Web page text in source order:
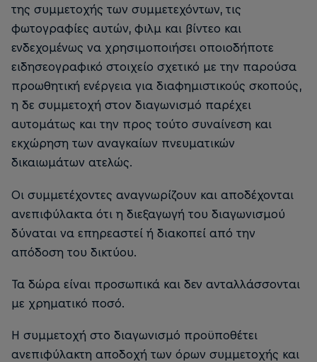
της συμμετοχής των συμμετεχόντων, τις
φωτογραφίες αυτών, φιλμ και βίντεο και
ενδεχομένως να χρησιμοποιήσει οποιοδήποτε
ειδησεογραφικό στοιχείο σχετικό με την παρούσα
προωθητική ενέργεια για διαφημιστικούς σκοπούς,
η δε συμμετοχή στον διαγωνισμό παρέχει
αυτομάτως και την προς τούτο συναίνεση και
εκχώρηση των αναγκαίων πνευματικών
δικαιωμάτων ατελώς.
Οι συμμετέχοντες αναγνωρίζουν και αποδέχονται
ανεπιφύλακτα ότι η διεξαγωγή του διαγωνισμού
δύναται να επηρεαστεί ή διακοπεί από την
απόδοση του δικτύου.
Τα δώρα είναι προσωπικά και δεν ανταλλάσσονται
με χρηματικό ποσό.
Η συμμετοχή στο διαγωνισμό προϋποθέτει
ανεπιφύλακτη αποδοχή των όρων συμμετοχής και